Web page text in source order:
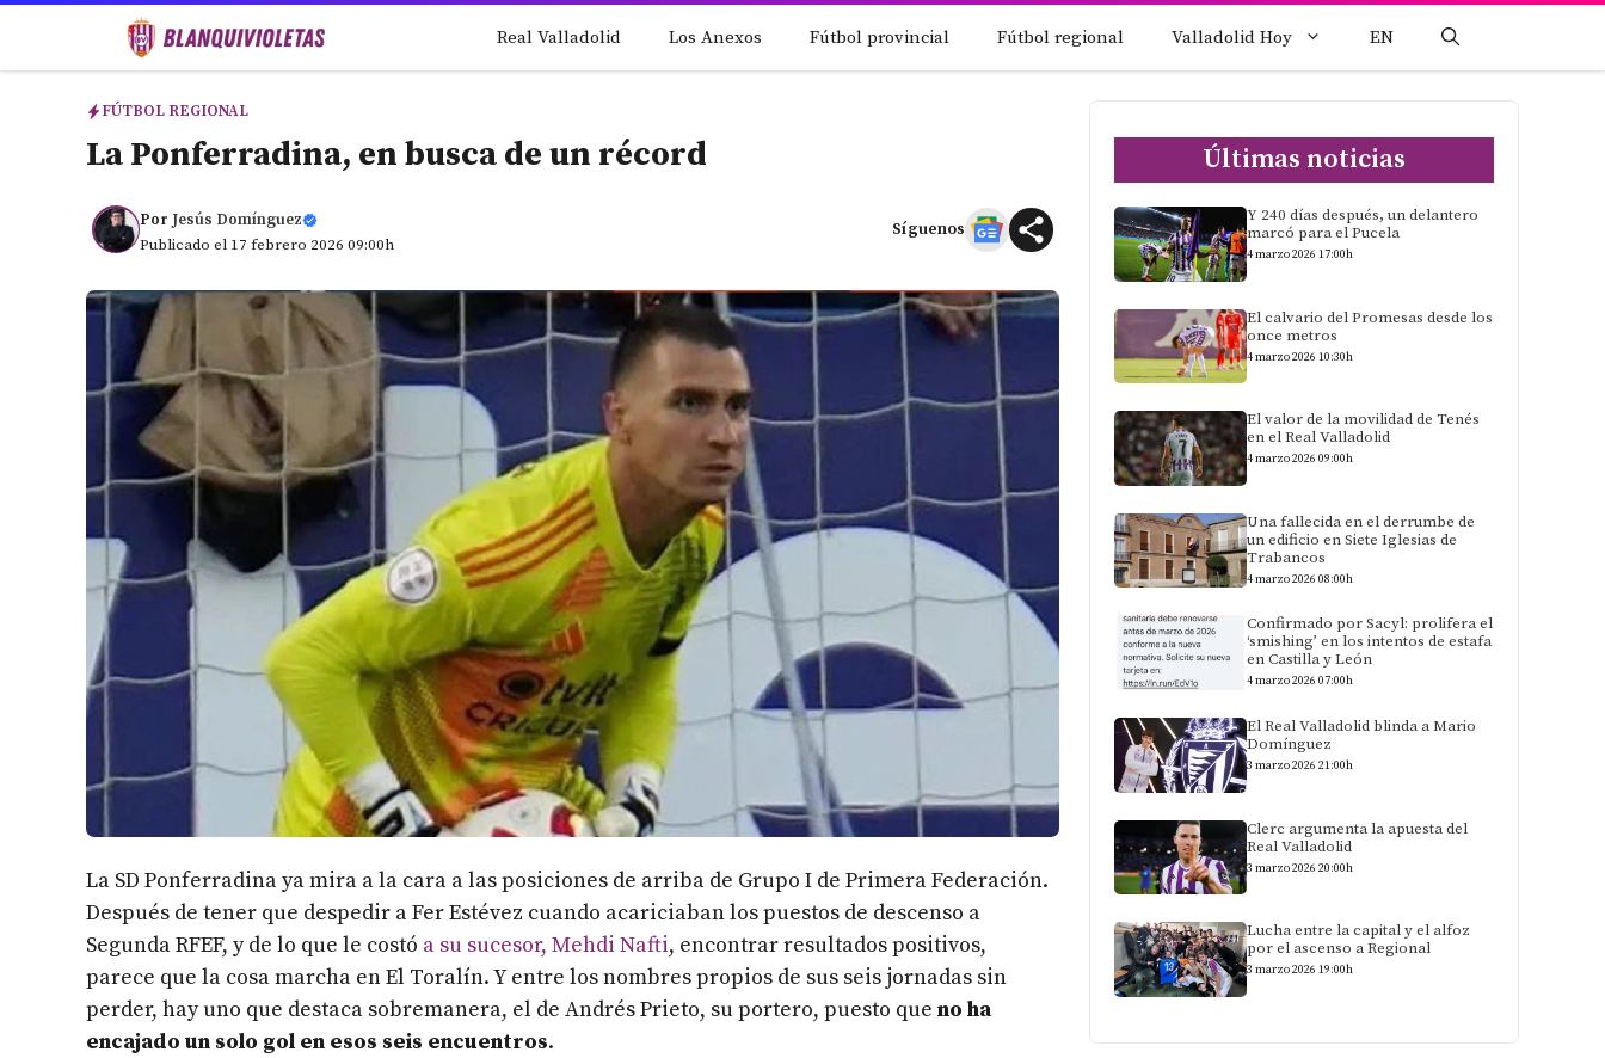
Real Valladolid Los Anexos Fútbol provincial Fútbol regional Valladolid Hoy EN
FÚTBOL REGIONAL
La Ponferradina, en busca de un récord
Por Jesús Domínguez
Publicado el 17 febrero 2026 09:00h
Síguenos
La SD Ponferradina ya mira a la cara a las posiciones de arriba de Grupo I de Primera Federación.
Después de tener que despedir a Fer Estévez cuando acariciaban los puestos de descenso a
Segunda RFEF, y de lo que le costó a su sucesor, Mehdi Nafti, encontrar resultados positivos,
parece que la cosa marcha en El Toralín. Y entre los nombres propios de sus seis jornadas sin
perder, hay uno que destaca sobremanera, el de Andrés Prieto, su portero, puesto que no ha
encajado un solo gol en esos seis encuentros.
Últimas noticias
Y 240 días después, un delantero
marcó para el Pucela
4 marzo 2026 17:00h
El calvario del Promesas desde los
once metros
4 marzo 2026 10:30h
El valor de la movilidad de Tenés
en el Real Valladolid
4 marzo 2026 09:00h
Una fallecida en el derrumbe de
un edificio en Siete Iglesias de
Trabancos
4 marzo 2026 08:00h
Confirmado por Sacyl: prolifera el
‘smishing’ en los intentos de estafa
en Castilla y León
4 marzo 2026 07:00h
El Real Valladolid blinda a Mario
Domínguez
3 marzo 2026 21:00h
Clerc argumenta la apuesta del
Real Valladolid
3 marzo 2026 20:00h
Lucha entre la capital y el alfoz
por el ascenso a Regional
3 marzo 2026 19:00h